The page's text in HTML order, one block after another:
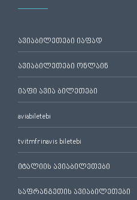
ავიაბილეთები იაფად
ავიაბილეთები ონლაინ
იაფი ავია ბილეთები
aviabiletebi
tvitmfrinavis biletebi
იტალიის ავიაბილეთები
საფრანგეთის ავიაბილეთები